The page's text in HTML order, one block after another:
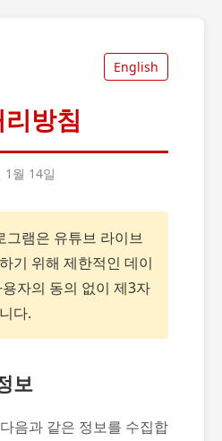
English
방침
1월 14일
그램은 유튜브 라이브
기 위해 제한적인 데이
자의 동의 없이 제3자
다.
보
음과 같은 정보를 수집합